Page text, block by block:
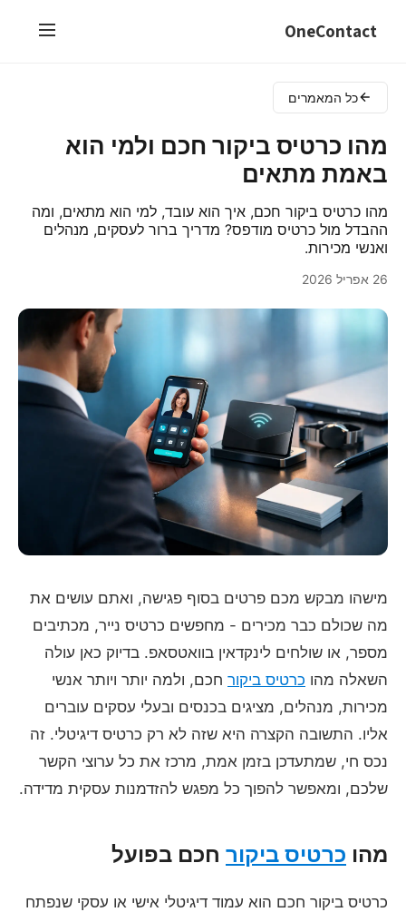
OneContact
כל המאמרים
מהו כרטיס ביקור חכם ולמי הוא
באמת מתאים
מהו כרטיס ביקור חכם, איך הוא עובד, למי הוא מתאים, ומה
ההבדל מול כרטיס מודפס? מדריך ברור לעסקים, מנהלים
ואנשי מכירות.
26 אפריל 2026
מישהו מבקש מכם פרטים בסוף פגישה, ואתם עושים את
מה שכולם כבר מכירים - מחפשים כרטיס נייר, מכתיבים
מספר, או שולחים לינקדאין בוואטסאפ. בדיוק כאן עולה
השאלה מהו כרטיס ביקור חכם, ולמה יותר ויותר אנשי
מכירות, מנהלים, מציגים בכנסים ובעלי עסקים עוברים
אליו. התשובה הקצרה היא שזה לא רק כרטיס דיגיטלי. זה
נכס חי, שמתעדכן בזמן אמת, מרכז את כל ערוצי הקשר
שלכם, ומאפשר להפוך כל מפגש להזדמנות עסקית מדידה.
מהו כרטיס ביקור חכם בפועל
כרטיס ביקור חכם הוא עמוד דיגיטלי אישי או עסקי שנפתח